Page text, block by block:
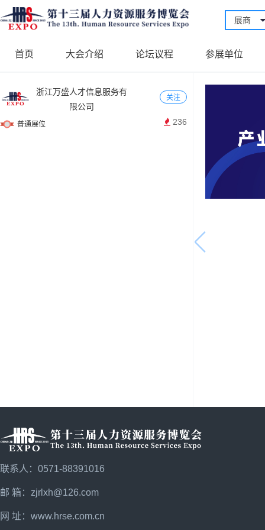
展商
首页 大会介绍 论坛议程 参展单位
浙江万盛人才信息服务有
限公司
关注
普通展位 236
联系人：0571-88391016
邮 箱：zjrlxh@126.com
网 址： www.hrse.com.cn